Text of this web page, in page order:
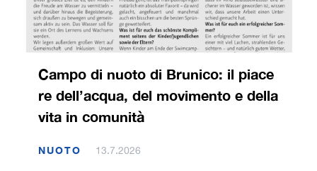
Campo di nuoto di Brunico: il piace
re dell’acqua, del movimento e della
vita in comunità
NUOTO 13.7.2026